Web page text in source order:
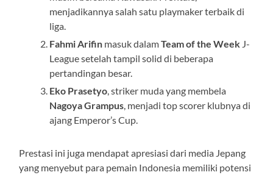
menjadikannya salah satu playmaker terbaik di
liga.
Fahmi Arifin masuk dalamTeam of the Week J-
League setelah tampil solid di beberapa
pertandingan besar.
Eko Prasetyo , striker muda yang membela
Nagoya Grampus , menjadi top scorer klubnya di
ajang Emperor’s Cup.
Prestasi ini juga mendapat apresiasi dari media Jepang
yang menyebut para pemain Indonesia memiliki potensi